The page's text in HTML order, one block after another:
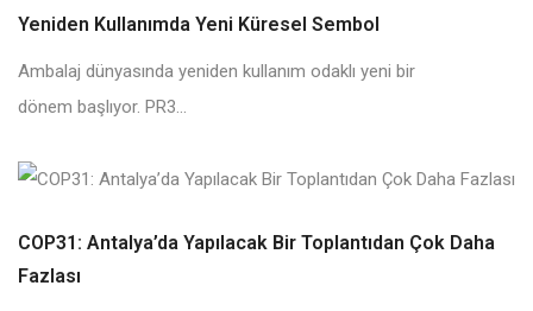
Yeniden Kullanımda Yeni Küresel Sembol
Ambalaj dünyasında yeniden kullanım odaklı yeni bir
dönem başlıyor. PR3...
COP31: Antalya’da Yapılacak Bir Toplantıdan Çok Daha
Fazlası